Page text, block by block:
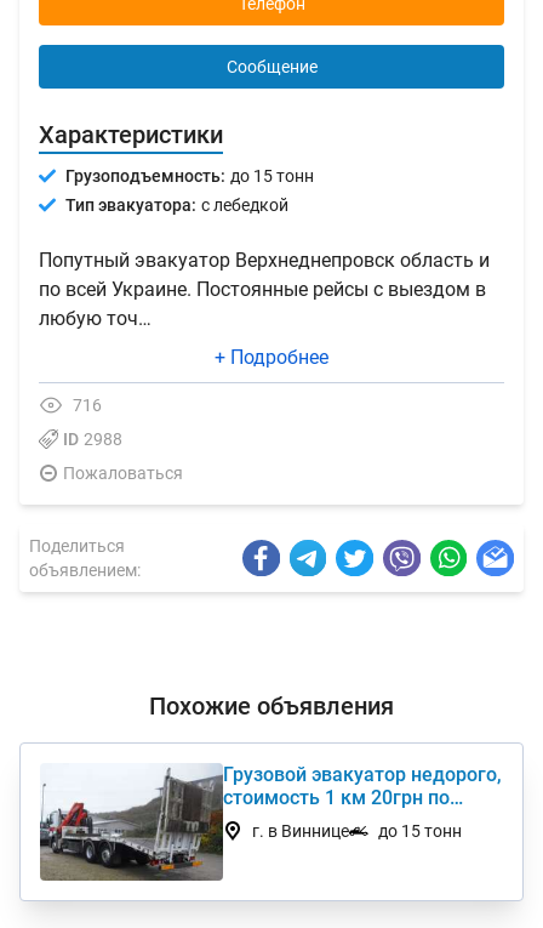
Сообщение
Характеристики
Грузоподъемность: до 15 тонн
Тип эвакуатора: с лебедкой
Попутный эвакуатор Верхнеднепровск область и
по всей Украине. Постоянные рейсы с выездом в
любую точ…
+ Подробнее
716
ID 2988
Пожаловаться
Поделиться
объявлением:
Похожие объявления
Грузовой эвакуатор недорого,
стоимость 1 км 20грн по
Украине
г. в Виннице до 15 тонн